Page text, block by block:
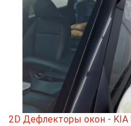
2D Дефлекторы окон - KIA